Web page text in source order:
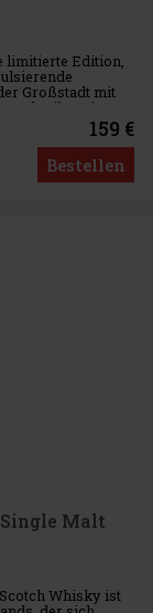
limitierte Edition,
Großstadt mit
Ri
159 €
Bestellen
Malt
Whisky ist